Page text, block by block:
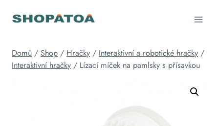
Domů / Shop / Hračky / Interaktivní a robotické hračky /
Interaktivní hračky / Lízací míček na pamlsky s přísavkou